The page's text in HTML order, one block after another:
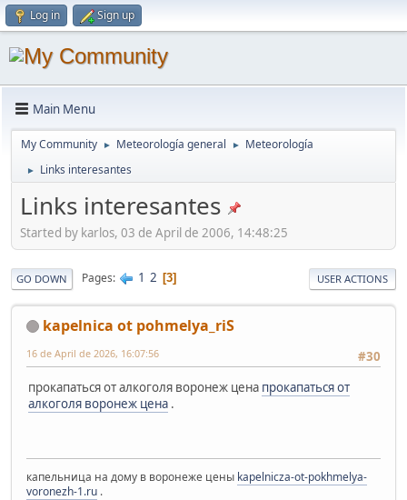
Log in Sign up
Main Menu
My Community ► Meteorología general ► Meteorología
► Links interesantes
Links interesantes
Started by karlos, 03 de April de 2006, 14:48:25
GO DOWN Pages 1 2 3 USER ACTIONS
kapelnica ot pohmelya_riS
#30
16 de April de 2026, 16:07:56
прокапаться от алкоголя воронеж цена прокапаться от
алкоголя воронеж цена .
капельница на дому в воронеже цены kapelnicza-ot-pokhmelya-
voronezh-1.ru .